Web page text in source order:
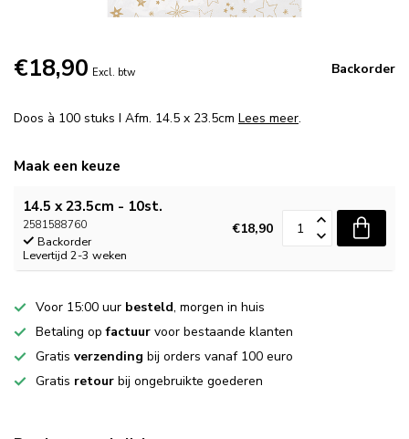
€18,90 Excl. btw Backorder
Doos à 100 stuks I Afm. 14.5 x 23.5cm Lees meer.
Maak een keuze
14.5 x 23.5cm - 10st.
2581588760
Backorder
Levertijd 2-3 weken
€18,90
Voor 15:00 uur besteld, morgen in huis
Betaling opfactuur voor bestaande klanten
Gratis verzending bij orders vanaf 100 euro
Gratis retour bij ongebruikte goederen